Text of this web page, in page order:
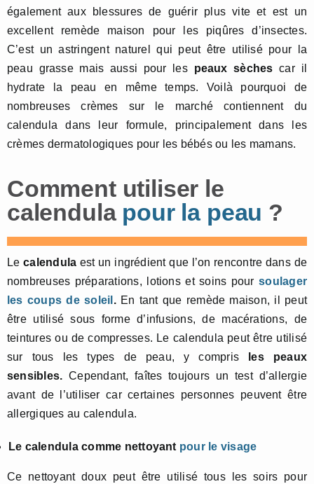
également aux blessures de guérir plus vite et est un
excellent remède maison pour les piqûres d’insectes.
C’est un astringent naturel qui peut être utilisé pour la
peau grasse mais aussi pour lespeaux sèches car il
hydrate la peau en même temps. Voilà pourquoi de
nombreuses crèmes sur le marché contiennent du
calendula dans leur formule, principalement dans les
crèmes dermatologiques pour les bébés ou les mamans.
Comment utiliser le
calendula pour la peau ?
Lecalendula est un ingrédient que l’on rencontre dans de
nombreuses préparations, lotions et soins poursoulager
les coups de soleil .En tant que remède maison, il peut
être utilisé sous forme d’infusions, de macérations, de
teintures ou de compresses. Le calendula peut être utilisé
sur tous les types de peau, y compris les peaux
sensibles. Cependant, faîtes toujours un test d’allergie
avant de l’utiliser car certaines personnes peuvent être
allergiques au calendula.
Le calendula comme nettoyant pour le visage
Ce nettoyant doux peut être utilisé tous les soirs pour